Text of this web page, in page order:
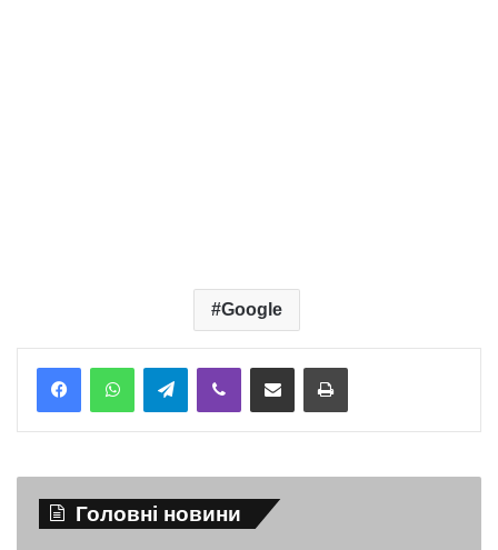
Google
TelegramViber Надіслати електронною поштоюНадрукувати
Головні новини